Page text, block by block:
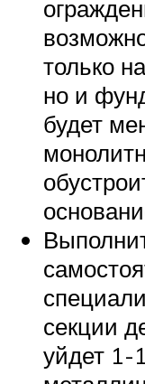
только
но и
будет
секции
уйдет 1-